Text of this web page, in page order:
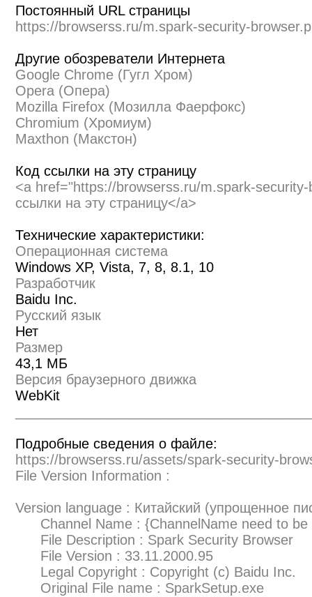
Постоянный URL страницы
https://browserss.ru/m.spark-security-
Другие обозреватели Интернета
Google Chrome (Гугл Хром)
Opera (Опера)
Mozilla Firefox (Мозилла Фаерфокс)
Chromium (Хромиум)
Maxthon (Макстон)
Код ссылки на эту страницу
<a href="https://browserss.ru/m.spark-
ссылки на эту страницу</a>
Технические характеристики:
Операционная система
Windows XP, Vista, 7, 8, 8.1, 10
Разработчик
Baidu Inc.
Русский язык
Нет
Размер
43,1 МБ
Версия браузерного движка
WebKit
Подробные сведения о файле:
https://browserss.ru/assets/spark-security-
File Version Information :
Version language : Китайский (упрощенное
Channel Name : {ChannelName need to be
File Description : Spark Security Browser
File Version : 33.11.2000.95
Legal Copyright : Copyright (c) Baidu Inc.
Original File name : SparkSetup.exe